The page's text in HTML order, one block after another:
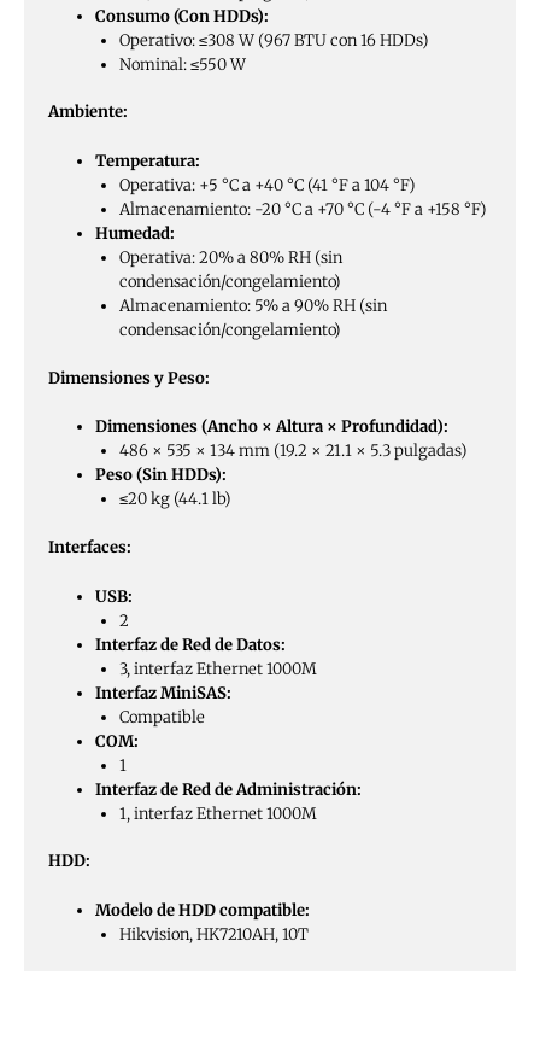
Consumo (Con HDDs):
Operativo: ≤308 W (967 BTU con 16 HDDs)
Nominal: ≤550 W
Ambiente:
Temperatura:
Operativa: +5 °C a +40 °C (41 °F a 104 °F)
Almacenamiento: -20 °C a +70 °C (-4 °F a +158 °F)
Humedad:
Operativa: 20% a 80% RH (sin
condensación/congelamiento)
Almacenamiento: 5% a 90% RH (sin
condensación/congelamiento)
Dimensiones y Peso:
Dimensiones (Ancho × Altura × Profundidad):
486 × 535 × 134 mm (19.2 × 21.1 × 5.3 pulgadas)
Peso (Sin HDDs):
≤20 kg (44.1 lb)
Interfaces:
USB:
2
Interfaz de Red de Datos:
3, interfaz Ethernet 1000M
Interfaz MiniSAS:
Compatible
COM:
1
Interfaz de Red de Administración:
1, interfaz Ethernet 1000M
HDD:
Modelo de HDD compatible:
Hikvision, HK7210AH, 10T